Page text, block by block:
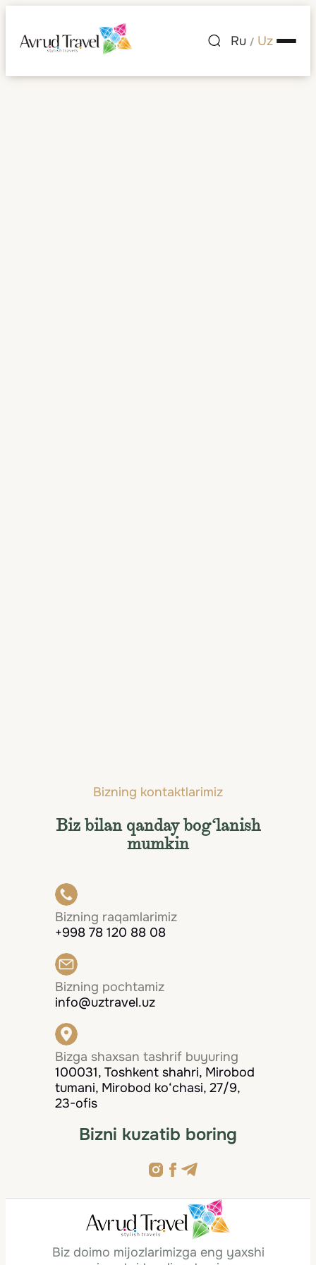
Ru / Uz
Bizning kontaktlarimiz
Biz bilan qanday bog‘lanish
mumkin
Bizning raqamlarimiz
+998 78 120 88 08
Bizning pochtamiz
info@uztravel.uz
Bizga shaxsan tashrif buyuring
100031, Toshkent shahri, Mirobod
tumani, Mirobod ko‘chasi, 27/9,
23-ofis
Bizni kuzatib boring
Biz doimo mijozlarimizga eng yaxshi